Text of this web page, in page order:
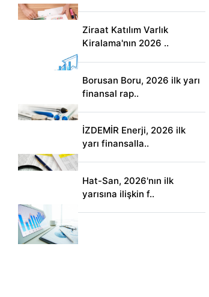
Ziraat Katılım Varlık
Kiralama'nın 2026 ..
Borusan Boru, 2026 ilk yarı
finansal rap..
İZDEMİR Enerji, 2026 ilk
yarı finansalla..
Hat-San, 2026'nın ilk
yarısına ilişkin f..